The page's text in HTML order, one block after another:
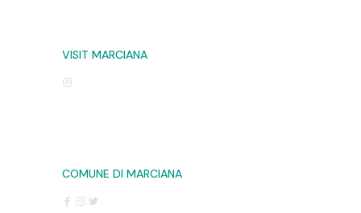
VISIT MARCIANA
COMUNE DI MARCIANA